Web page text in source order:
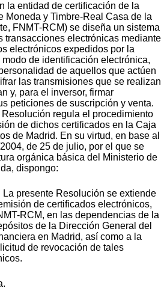
la entidad de certificación de la
Moneda y Timbre-Real Casa de la
FNMT-RCM) se diseña un sistema
transacciones electrónicas mediante
electrónicos expedidos por la
modo de identificación electrónica,
de aquellos que actúen
las transmisiones que se realizan
y, para el inversor, firmar
peticiones de suscripción y venta.
Resolución regula el procedimiento
de dichos certificados en la Caja
de Madrid. En su virtud, en base al
de 25 de julio, por el que se
orgánica básica del Ministerio de
dispongo:
La presente Resolución se extiende
de certificados electrónicos,
RCM, en las dependencias de la
de la Dirección General del
en Madrid, así como a la
de revocación de tales